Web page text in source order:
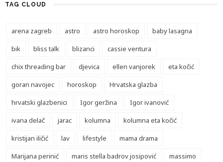
TAG CLOUD
arena zagreb astro astro horoskop
baby lasagna
bik
bliss talk blizanci
cassie ventura
chix threading bar
djevica ellen vanjorek
eta kočić
goran navojec
horoskop
Hrvatska glazba
hrvatski glazbenici
Igor geržina
Igor ivanović
ivana delač
jarac kolumna
kolumna eta kočić
kristijan iličić
lav lifestyle
mama drama
Marijana perinić
maris stella badrov josipović
massimo